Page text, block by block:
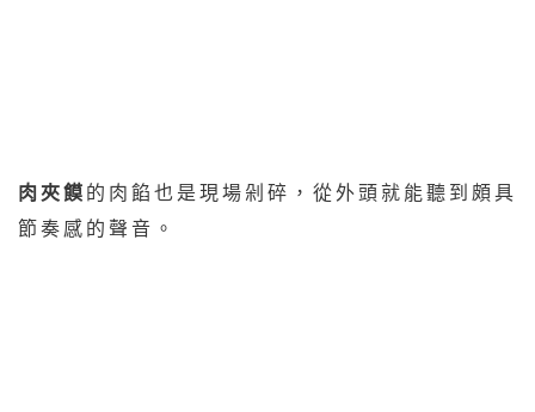
肉夾饃 的肉餡也是現場剁碎，從外頭就能聽到頗具
節奏感的聲音。